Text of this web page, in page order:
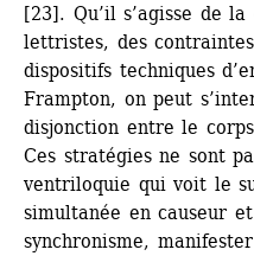
[23]. Qu’il s’agisse de
lettristes, des
dispositifs techniques
Frampton, on peut
disjonction entre le
Ces stratégies ne sont
ventriloquie qui voit le
simultanée en causeur
synchronisme,